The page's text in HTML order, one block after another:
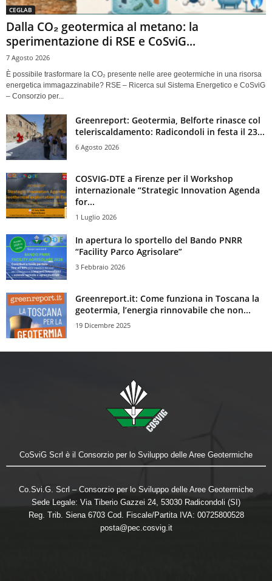
CEGLAB
Dalla CO₂ geotermica al metano: la
sperimentazione di RSE e CoSviG...
7 Agosto 2026
È possibile trasformare la CO₂ presente nelle aree geotermiche in una risorsa
energetica immagazzinabile? RSE – Ricerca sul Sistema Energetico e CoSviG
– Consorzio per...
Greenreport: Geotermia, Belforte rinasce col
teleriscaldamento: Radicondoli in festa il 23...
6 Agosto 2026
COSVIG-DTE a Firenze per il Workshop
internazionale “Strategic Innovation Agenda
for...
1 Luglio 2026
In apertura lo sportello del Bando PNRR
“Facility Parco Agrisolare”
3 Febbraio 2026
Greenreport.it: Come funziona in Toscana la
geotermia, l’energia rinnovabile che non...
19 Dicembre 2025
CoSviG Scrl è il Consorzio per lo Sviluppo delle Aree Geotermiche
Co.Svi.G. Scrl – Consorzio per lo Sviluppo delle Aree Geotermiche
Sede Legale: Via Tiberio Gazzei 24, 53030 Radicondoli (SI)
Reg. Trib. Siena 6703 Cod. Fiscale/Partita IVA: 00725800528
posta@pec.cosvig.it